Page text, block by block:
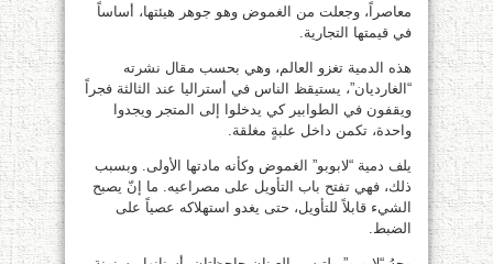
معاصراً، وجعلت من الغموض وهو جوهر هيئتها، أساساً
في قيمتها التجارية.
هذه الدمية تغزو العالم، وهي بحسب مقال نشرته
“الغارديان”، يستيقظ الناس في أستراليا عند الثالثة فجراً
ويقفون في الطوابير كي يدخلوا إلى المتجر ويجدوا
واحدة، تكمن داخل علبةٍ مغلقة.
يلف دمية “لابوبو” الغموض وكأنه مادتها الأولى. وبسبب
ذلك، فهي تفتح باب التأويل على مصراعيه. ما إنّ يصبح
الشيء قابلاً للتأويل، حتى يغدو استهلاكه عصياً على
الضبط.